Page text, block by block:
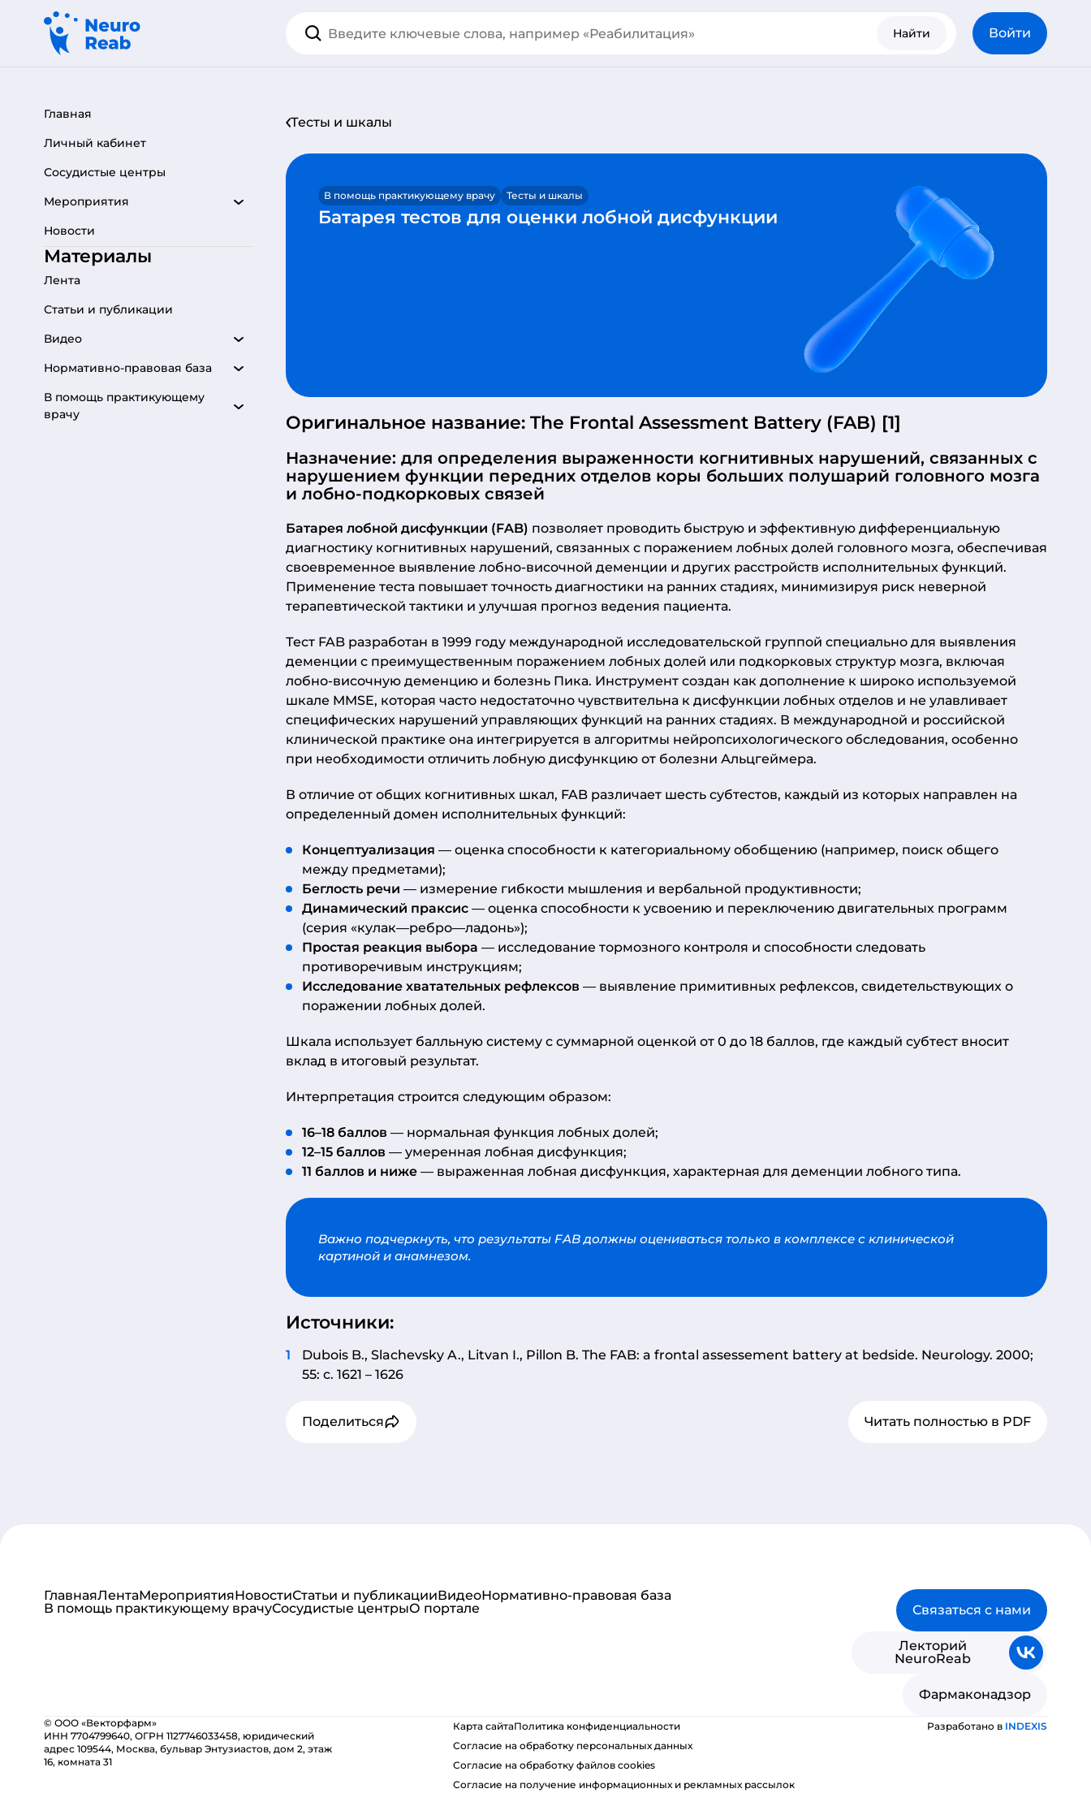
Найти Войти
Главная
Личный кабинет
Сосудистые центры
Мероприятия
Новости
Материалы
Лента
Статьи и публикации
Видео
Нормативно-правовая база
В помощь практикующему
врачу
Тесты и шкалы
В помощь практикующему врачу Тесты и шкалы
Батарея тестов для оценки лобной дисфункции
Оригинальное название: The Frontal Assessment Battery (FAB) [1]
Назначение: для определения выраженности когнитивных нарушений, связанных с
нарушением функции передних отделов коры больших полушарий головного мозга
и лобно-подкорковых связей
Батарея лобной дисфункции (FAB) позволяет проводить быструю и эффективную дифференциальную
диагностику когнитивных нарушений, связанных с поражением лобных долей головного мозга, обеспечивая
своевременное выявление лобно-височной деменции и других расстройств исполнительных функций.
Применение теста повышает точность диагностики на ранних стадиях, минимизируя риск неверной
терапевтической тактики и улучшая прогноз ведения пациента.
Тест FAB разработан в 1999 году международной исследовательской группой специально для выявления
деменции с преимущественным поражением лобных долей или подкорковых структур мозга, включая
лобно-височную деменцию и болезнь Пика. Инструмент создан как дополнение к широко используемой
шкале MMSE, которая часто недостаточно чувствительна к дисфункции лобных отделов и не улавливает
специфических нарушений управляющих функций на ранних стадиях. В международной и российской
клинической практике она интегрируется в алгоритмы нейропсихологического обследования, особенно
при необходимости отличить лобную дисфункцию от болезни Альцгеймера.
В отличие от общих когнитивных шкал, FAB различает шесть субтестов, каждый из которых направлен на
определенный домен исполнительных функций:
Концептуализация — оценка способности к категориальному обобщению (например, поиск общего
между предметами);
Беглость речи — измерение гибкости мышления и вербальной продуктивности;
Динамический праксис — оценка способности к усвоению и переключению двигательных программ
(серия «кулак—ребро—ладонь»);
Простая реакция выбора — исследование тормозного контроля и способности следовать
противоречивым инструкциям;
Исследование хватательных рефлексов — выявление примитивных рефлексов, свидетельствующих о
поражении лобных долей.
Шкала использует балльную систему с суммарной оценкой от 0 до 18 баллов, где каждый субтест вносит
вклад в итоговый результат.
Интерпретация строится следующим образом:
16–18 баллов — нормальная функция лобных долей;
12–15 баллов — умеренная лобная дисфункция;
11 баллов и ниже — выраженная лобная дисфункция, характерная для деменции лобного типа.
Важно подчеркнуть, что результаты FAB должны оцениваться только в комплексе с клинической
картиной и анамнезом.
Источники:
Dubois B., Slachevsky A., Litvan I., Pillon B. The FAB: a frontal assessement battery at bedside. Neurology. 2000;
55: c. 1621 – 1626
Поделиться Читать полностью в PDF
ГлавнаяЛентаМероприятияНовостиСтатьи и публикацииВидеоНормативно-правовая база
В помощь практикующему врачуСосудистые центрыО портале Связаться с нами
Лекторий
NeuroReab
Фармаконадзор
© ООО «Векторфарм»
ИНН 7704799640, ОГРН 1127746033458, юридический
адрес 109544, Москва, бульвар Энтузиастов, дом 2, этаж
16, комната 31
Карта сайтаПолитика конфиденциальности
Согласие на обработку персональных данных
Согласие на обработку файлов cookies
Согласие на получение информационных и рекламных рассылок
Разработано в INDEXIS